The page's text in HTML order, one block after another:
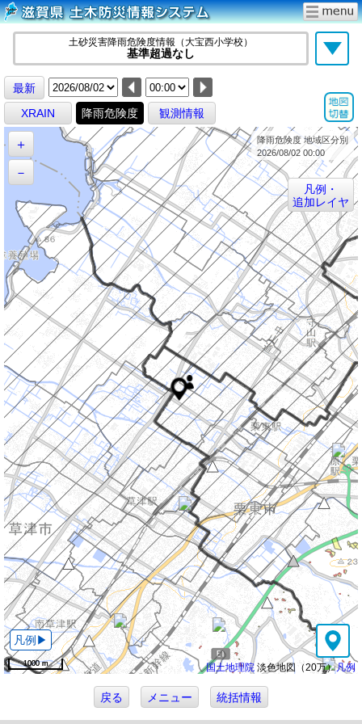
土砂災害降雨危険度情報（大宝西小学校）
基準超過なし
最新
XRAIN
降雨危険度 観測情報
1000 m
1000 m 国土地理院 淡色地図（20万）凡例
＋
－
降雨危険度 地域区分別
2026/08/02 00:00
凡例・
追加レイヤ
戻る メニュー 統括情報